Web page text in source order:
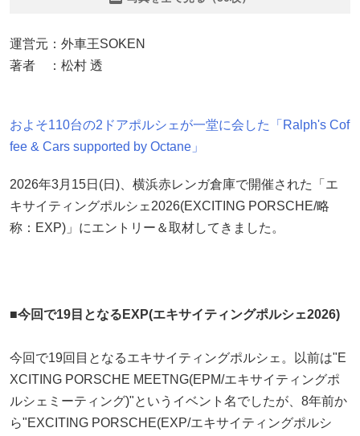
運営元：外車王SOKEN
著者 ：松村 透
およそ110台の2ドアポルシェが一堂に会した「Ralph's Cof
fee & Cars supported by Octane」
2026年3月15日(日)、横浜赤レンガ倉庫で開催された「エ
キサイティングポルシェ2026(EXCITING PORSCHE/略
称：EXP)」にエントリー＆取材してきました。
■今回で19目となるEXP(エキサイティングポルシェ2026)
今回で19回目となるエキサイティングポルシェ。以前は"E
XCITING PORSCHE MEETNG(EPM/エキサイティングポ
ルシェミーティング)"というイベント名でしたが、8年前か
ら"EXCITING PORSCHE(EXP/エキサイティングポルシ